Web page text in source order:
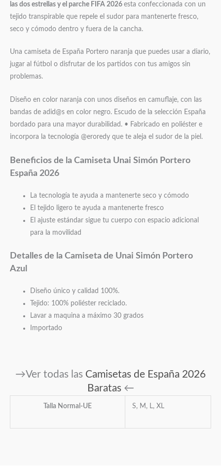
las dos estrellas y el parche FIFA 2026 esta confeccionada con un
tejido transpirable que repele el sudor para mantenerte fresco,
seco y cómodo dentro y fuera de la cancha.
Una camiseta de España Portero naranja que puedes usar a diario,
jugar al fútbol o disfrutar de los partidos con tus amigos sin
problemas.
Diseño en color naranja con unos diseños en camuflaje, con las
bandas de adid@s en color negro. Escudo de la selección España
bordado para una mayor durabilidad. • Fabricado en poliéster e
incorpora la tecnología @eroredy que te aleja el sudor de la piel.
Beneficios de la Camiseta Unai Simón Portero
España 2026
La tecnología te ayuda a mantenerte seco y cómodo
El tejido ligero te ayuda a mantenerte fresco
El ajuste estándar sigue tu cuerpo con espacio adicional
para la movilidad
Detalles de la Camiseta de Unai Simón Portero
Azul
Diseño único y calidad 100%.
Tejido: 100% poliéster reciclado.
Lavar a maquina a máximo 30 grados
Importado
→Ver todas las Camisetas de España 2026
Baratas←
Talla Normal-UE S, M, L, XL